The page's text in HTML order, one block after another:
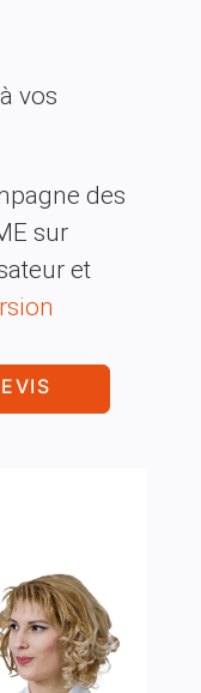
vos
des
sur
et